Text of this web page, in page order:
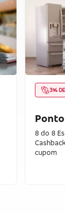
3%
8 do 8
cupom